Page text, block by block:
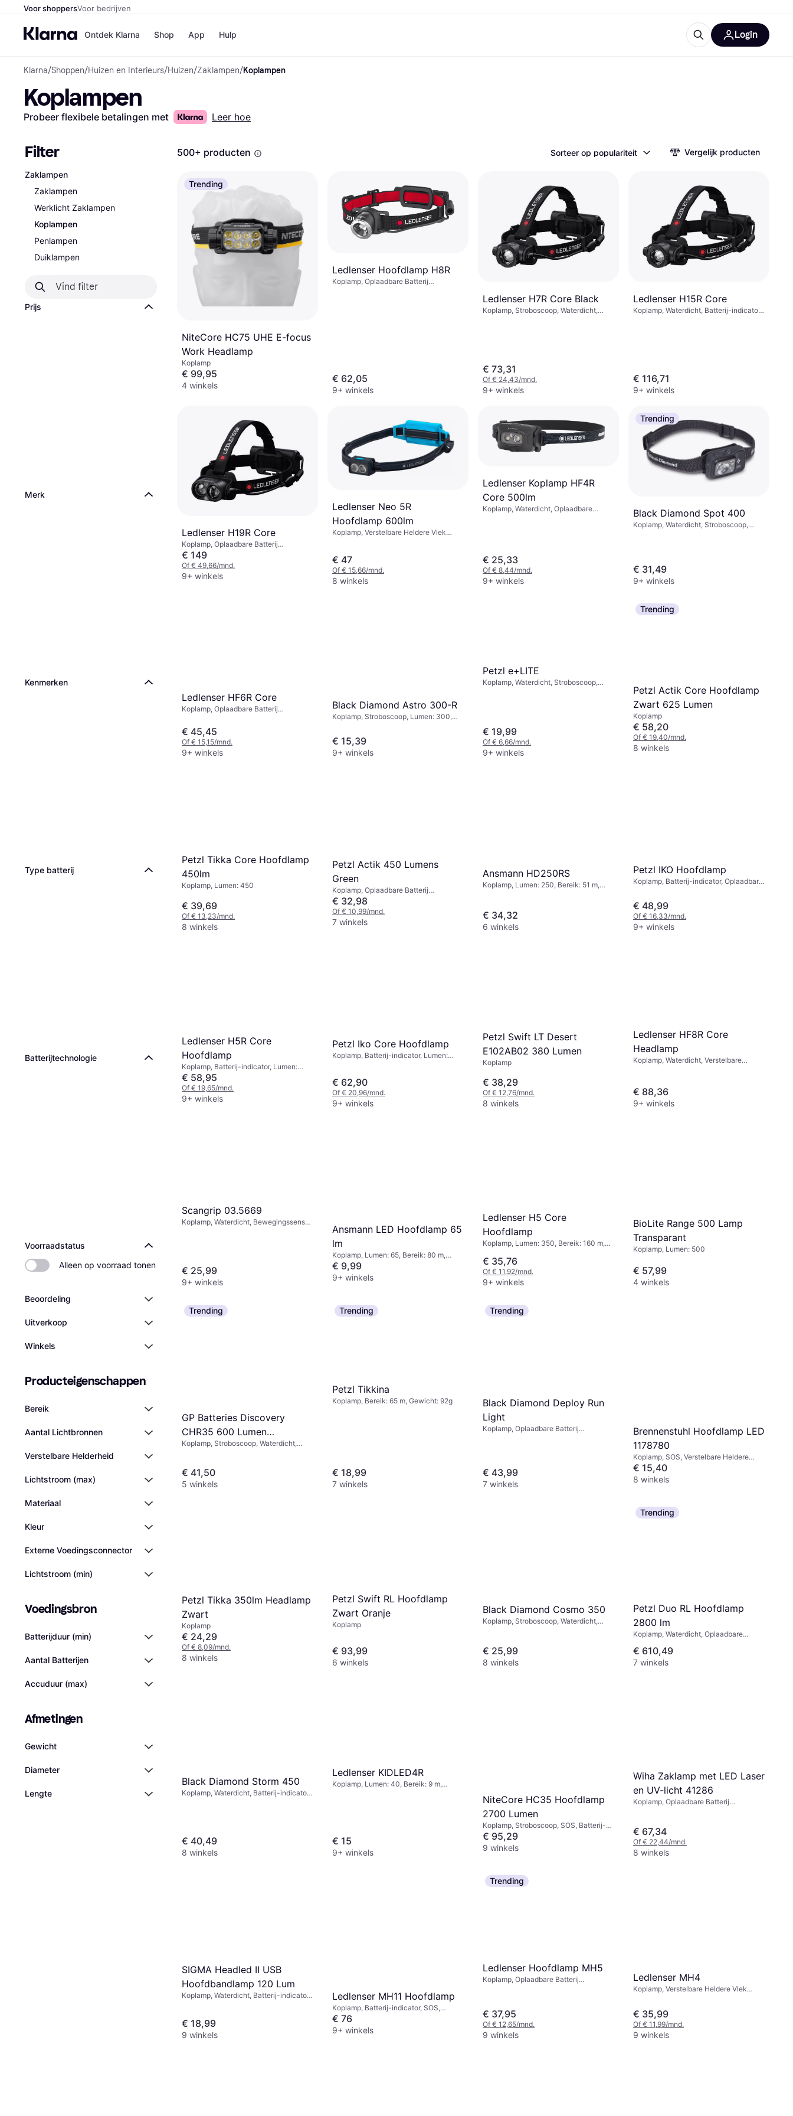
Voor shoppersVoor bedrijven
Ontdek Klarna
Betaalmethoden
Shop
Winkels
Booking.com
H&M
Winkeloverzicht
Shop & vergelijk prijzen
App Hulp Login
Klarna/Shoppen/Huizen en Interieurs/Huizen/Zaklampen/Koplampen
Koplampen
Probeer flexibele betalingen met Leer hoe
Filter
Zaklampen
Zaklampen
Werklicht Zaklampen
Koplampen
Penlampen
Duiklampen
Prijs
Merk
Kenmerken
Type batterij
Batterijtechnologie
Voorraadstatus
Alleen op voorraad tonen
Beoordeling
Uitverkoop
Winkels
Producteigenschappen
Bereik
Aantal Lichtbronnen
Verstelbare Helderheid
Lichtstroom (max)
Materiaal
Kleur
Externe Voedingsconnector
Lichtstroom (min)
Voedingsbron
Batterijduur (min)
Aantal Batterijen
Accuduur (max)
Afmetingen
Gewicht
Diameter
Lengte
500+ producten Sorteer op populariteit Vergelijk producten
Trending
NiteCore HC75 UHE E-focus
Work Headlamp
Koplamp
€ 99,95
4 winkels
Ledlenser Hoofdlamp H8R
Koplamp, Oplaadbare Batterij
€ 62,05
9+ winkels
Ledlenser H7R Core Black
Koplamp, Stroboscoop, Waterdicht,
€ 73,31
Of € 24,43/mnd.
9+ winkels
Ledlenser H15R Core
Koplamp, Waterdicht, Batterij-indicator,
€ 116,71
9+ winkels
Ledlenser H19R Core
Koplamp, Oplaadbare Batterij
Inbegrepen, Lumen: 3500, Bereik: 300
m, Gewicht: 374g
€ 149
Of € 49,66/mnd.
9+ winkels
Ledlenser Neo 5R
Hoofdlamp 600lm
Koplamp, Verstelbare Heldere Vlek
104g
€ 47
Of € 15,66/mnd.
8 winkels
Ledlenser Koplamp HF4R
Core 500lm
Koplamp, Waterdicht, Oplaadbare
€ 25,33
Of € 8,44/mnd.
9+ winkels
Trending
Black Diamond Spot 400
Koplamp, Waterdicht, Stroboscoop,
€ 31,49
9+ winkels
Ledlenser HF6R Core
Koplamp, Oplaadbare Batterij
Gewicht: 126g
€ 45,45
Of € 15,15/mnd.
9+ winkels
Black Diamond Astro 300-R
Koplamp, Stroboscoop, Lumen: 300,
€ 15,39
9+ winkels
Petzl e+LITE
Koplamp, Waterdicht, Stroboscoop,
€ 19,99
Of € 6,66/mnd.
9+ winkels
Trending
Petzl Actik Core Hoofdlamp
Zwart 625 Lumen
Koplamp
€ 58,20
Of € 19,40/mnd.
8 winkels
Petzl Tikka Core Hoofdlamp
450lm
Koplamp, Lumen: 450
€ 39,69
Of € 13,23/mnd.
8 winkels
Petzl Actik 450 Lumens
Green
Koplamp, Oplaadbare Batterij
Inbegrepen, Lumen: 450
€ 32,98
Of € 10,99/mnd.
7 winkels
Ansmann HD250RS
Koplamp, Lumen: 250, Bereik: 51 m,
€ 34,32
6 winkels
Petzl IKO Hoofdlamp
Koplamp, Batterij-indicator, Oplaadbare
€ 48,99
Of € 16,33/mnd.
9+ winkels
Ledlenser H5R Core
Hoofdlamp
Koplamp, Batterij-indicator, Lumen:
500, Bereik: 200 m, Gewicht: 167g
€ 58,95
Of € 19,65/mnd.
9+ winkels
Petzl Iko Core Hoofdlamp
Koplamp, Batterij-indicator, Lumen:
€ 62,90
Of € 20,96/mnd.
9+ winkels
Petzl Swift LT Desert
E102AB02 380 Lumen
Koplamp
€ 38,29
Of € 12,76/mnd.
8 winkels
Ledlenser HF8R Core
Headlamp
Koplamp, Waterdicht, Verstelbare
Lumen: 1600, Bereik: 210 m, Gewicht:
194g
€ 88,36
9+ winkels
Scangrip 03.5669
Koplamp, Waterdicht, Bewegingssensor,
€ 25,99
9+ winkels
Ansmann LED Hoofdlamp 65
lm
Koplamp, Lumen: 65, Bereik: 80 m,
Gewicht: 66g
€ 9,99
9+ winkels
Ledlenser H5 Core
Hoofdlamp
Koplamp, Lumen: 350, Bereik: 160 m,
€ 35,76
Of € 11,92/mnd.
9+ winkels
BioLite Range 500 Lamp
Transparant
Koplamp, Lumen: 500
€ 57,99
4 winkels
Trending
GP Batteries Discovery
CHR35 600 Lumen
Hoofdlamp
Koplamp, Stroboscoop, Waterdicht,
€ 41,50
5 winkels
Trending
Petzl Tikkina
Koplamp, Bereik: 65 m, Gewicht: 92g
€ 18,99
7 winkels
Trending
Black Diamond Deploy Run
Light
Koplamp, Oplaadbare Batterij
€ 43,99
7 winkels
Brennenstuhl Hoofdlamp LED
1178780
Koplamp, SOS, Verstelbare Heldere
Vlek (focus), Oplaadbare Batterij
Inbegrepen, Lumen: 200, Bereik: 100 m,
Gewicht: 214g
€ 15,40
8 winkels
Petzl Tikka 350lm Headlamp
Zwart
Koplamp
€ 24,29
Of € 8,09/mnd.
8 winkels
Petzl Swift RL Hoofdlamp
Zwart Oranje
Koplamp
€ 93,99
6 winkels
Black Diamond Cosmo 350
Koplamp, Stroboscoop, Waterdicht,
€ 25,99
8 winkels
Trending
Petzl Duo RL Hoofdlamp
2800 lm
Koplamp, Waterdicht, Oplaadbare
Bereik: 255 m, Gewicht: 390g
€ 610,49
7 winkels
Black Diamond Storm 450
Koplamp, Waterdicht, Batterij-indicator,
€ 40,49
8 winkels
Ledlenser KIDLED4R
Koplamp, Lumen: 40, Bereik: 9 m,
€ 15
9+ winkels
NiteCore HC35 Hoofdlamp
2700 Lumen
Koplamp, Stroboscoop, SOS, Batterij-
indicator, Waterdicht, Lumen: 2700,
Bereik: 134 m, Gewicht: 100g
€ 95,29
9 winkels
Wiha Zaklamp met LED Laser
en UV-licht 41286
Koplamp, Oplaadbare Batterij
€ 67,34
Of € 22,44/mnd.
8 winkels
SIGMA Headled II USB
Hoofdbandlamp 120 Lum
Koplamp, Waterdicht, Batterij-indicator,
€ 18,99
9 winkels
Ledlenser MH11 Hoofdlamp
Koplamp, Batterij-indicator, SOS,
Stroboscoop, Lumen: 1000, Bereik: 320
m, Gewicht: 179g
€ 76
9+ winkels
Trending
Ledlenser Hoofdlamp MH5
Koplamp, Oplaadbare Batterij
€ 37,95
Of € 12,65/mnd.
9 winkels
Ledlenser MH4
Koplamp, Verstelbare Heldere Vlek
€ 35,99
Of € 11,99/mnd.
9 winkels